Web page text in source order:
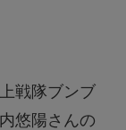
戦隊ブンブ
悠陽さんの